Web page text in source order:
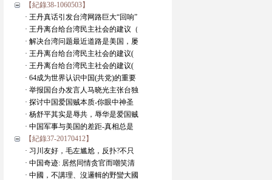
【紀錄38-1060503】
· 王丹真话引发台湾网路巨大“回响”
· 王丹离台给台湾民主社会的建议（
· 解决台湾问题最近道路是美国，屡
· 王丹离台给台湾民主社会的建议(
· 王丹离台给台湾民主社会的建议(
· 64成为世界认识中国(共党)的重要
· 举报国台办发言人马晓光主张台独
· 探讨中国爱国贼本质-你眼中神圣
· 杨舒平其实是辱共，辱华是爱国贼
· 中国军事与美国的差距-真相总是
【紀錄37-20170412】
· 习川友好，毛左尴尬，反扑?不只
· 中国奇迹: 居然同情贪官而嘲笑清
· 中國，不講理、沒邏輯的野蠻大國